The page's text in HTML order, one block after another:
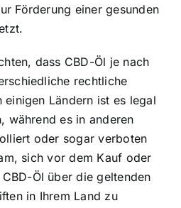
Förderung einer gesunden
dass CBD-Öl je nach
rechtliche
einigen Ländern ist es legal
während es in anderen
oder sogar verboten
sich vor dem Kauf oder
Öl über die geltenden
in Ihrem Land zu